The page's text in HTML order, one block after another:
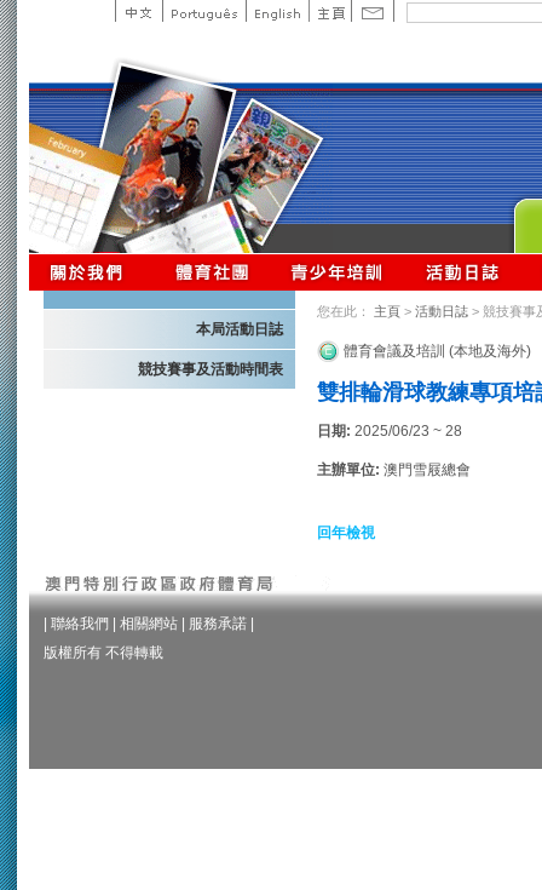
本局活動日誌
競技賽事及活動時間表
您在此： 主頁 > 活動日誌 > 競技賽事
體育會議及培訓 (本地及海外)
雙排輪滑球教練專項
日期: 2025/06/23 ~ 28
主辦單位: 澳門雪屐總會
回年檢視
聯絡我們 相關網站 服務承諾
版權所有 不得轉載